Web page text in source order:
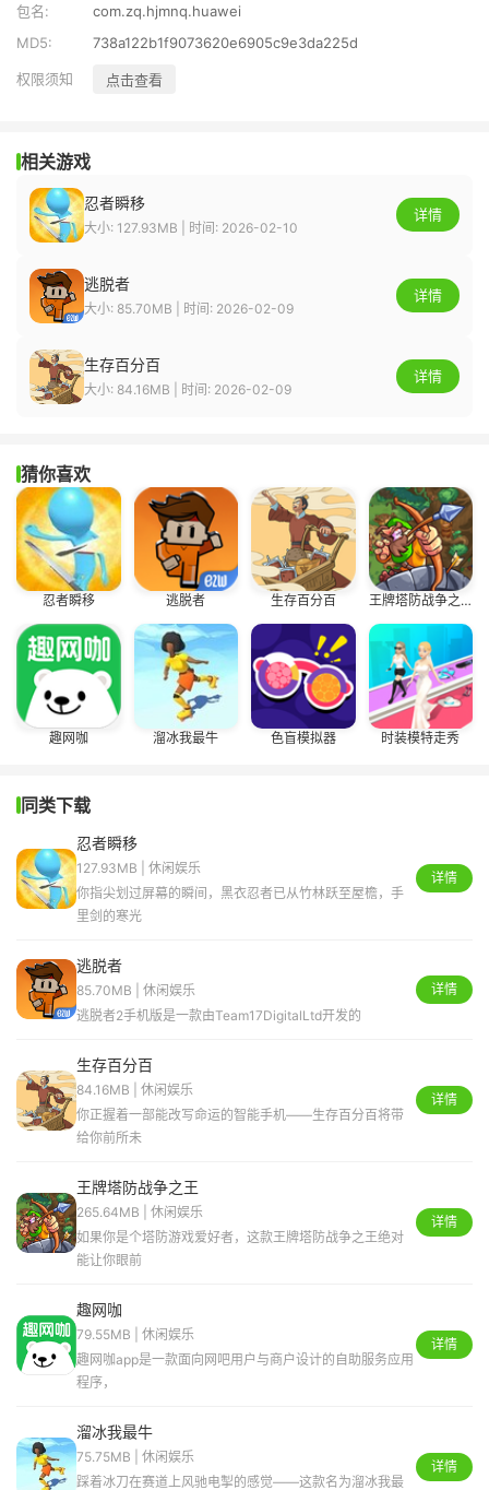
包名:
com.zq.hjmnq.huawei
MD5:
738a122b1f9073620e6905c9e3da225d
权限须知 点击查看
相关游戏
忍者瞬移
大小: 127.93MB | 时间: 2026-02-10
详情
逃脱者
大小: 85.70MB | 时间: 2026-02-09
详情
生存百分百
大小: 84.16MB | 时间: 2026-02-09
详情
猜你喜欢
忍者瞬移 逃脱者 生存百分百 王牌塔防战争之王
趣网咖 溜冰我最牛 色盲模拟器 时装模特走秀
同类下载
忍者瞬移
127.93MB | 休闲娱乐
你指尖划过屏幕的瞬间，黑衣忍者已从竹林跃至屋檐，手
里剑的寒光
详情
逃脱者
85.70MB | 休闲娱乐
逃脱者2手机版是一款由Team17DigitalLtd开发的
详情
生存百分百
84.16MB | 休闲娱乐
你正握着一部能改写命运的智能手机——生存百分百将带
给你前所未
详情
王牌塔防战争之王
265.64MB | 休闲娱乐
如果你是个塔防游戏爱好者，这款王牌塔防战争之王绝对
能让你眼前
详情
趣网咖
79.55MB | 休闲娱乐
趣网咖app是一款面向网吧用户与商户设计的自助服务应用
程序，
详情
溜冰我最牛
75.75MB | 休闲娱乐
踩着冰刀在赛道上风驰电掣的感觉——这款名为溜冰我最
详情